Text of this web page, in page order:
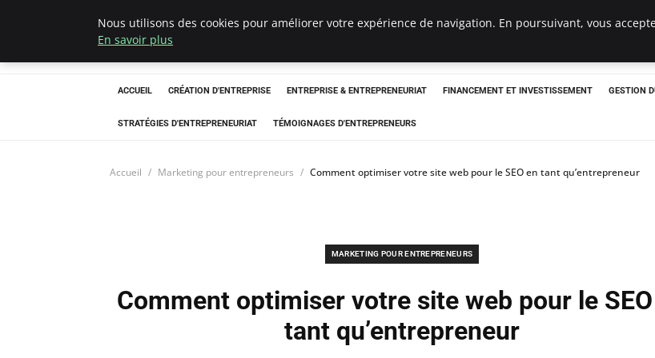
LECFCM
ACCUEIL CRÉATION D'ENTREPRISE ENTREPRISE & ENTREPRENEURIAT FINANCEMENT ET INVESTISSEMENT GESTION
STRATÉGIES D'ENTREPRENEURIAT TÉMOIGNAGES D'ENTREPRENEURS
Accueil Marketing pour entrepreneurs Comment optimiser votre site web pour le SEO en tant qu’entrepreneur
MARKETING POUR ENTREPRENEURS
Comment optimiser votre site web pour le
tant qu’entrepreneur
Nous utilisons des cookies pour améliorer votre expérience de navigation. En poursuivant, vous
En savoir plus